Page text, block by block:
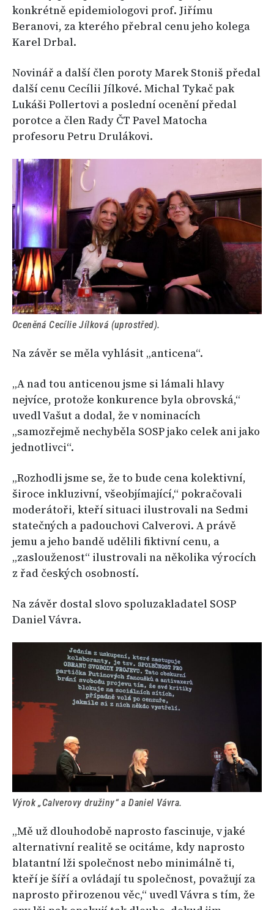
konkrétně epidemiologovi prof. Jiřímu
Beranovi, za kterého přebral cenu jeho kolega
Karel Drbal.
Novinář a další člen poroty Marek Stoniš předal
další cenu Cecílii Jílkové. Michal Tykač pak
Lukáši Pollertovi a poslední ocenění předal
porotce a člen Rady ČT Pavel Matocha
profesoru Petru Drulákovi.
Oceněná Cecílie Jílková (uprostřed).
Na závěr se měla vyhlásit „anticena“.
„A nad tou anticenou jsme si lámali hlavy
nejvíce, protože konkurence byla obrovská,“
uvedl Vašut a dodal, že v nominacích
„samozřejmě nechyběla SOSP jako celek ani jako
jednotlivci“.
„Rozhodli jsme se, že to bude cena kolektivní,
široce inkluzivní, všeobjímající,“ pokračovali
moderátoři, kteří situaci ilustrovali na Sedmi
statečných a padouchovi Calverovi. A právě
jemu a jeho bandě udělili fiktivní cenu, a
„zaslouženost“ ilustrovali na několika výrocích
z řad českých osobností.
Na závěr dostal slovo spoluzakladatel SOSP
Daniel Vávra.
Výrok „Calverovy družiny“ a Daniel Vávra.
„Mě už dlouhodobě naprosto fascinuje, v jaké
alternativní realitě se ocitáme, kdy naprosto
blatantní lži společnost nebo minimálně ti,
kteří je šíří a ovládají tu společnost, považují za
naprosto přirozenou věc,“ uvedl Vávra s tím, že